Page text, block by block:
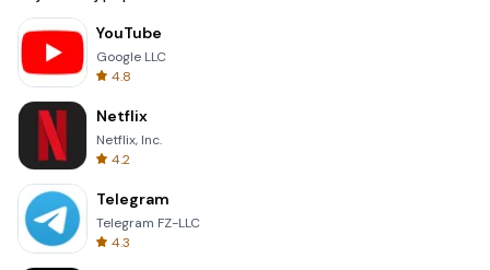
YouTube
Google LLC
4.8
Netflix
Netflix, Inc.
4.2
Telegram
Telegram FZ-LLC
4.3